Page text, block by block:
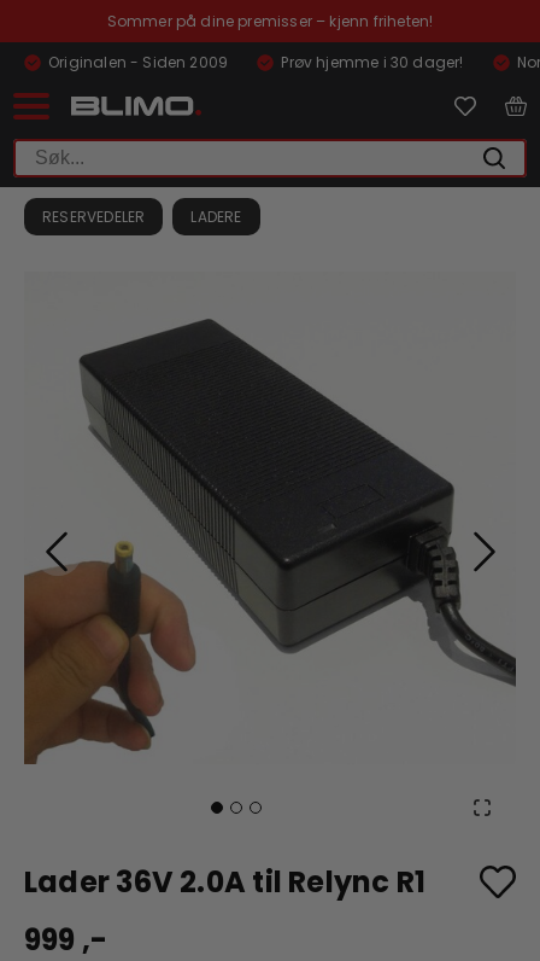
Sommer på dine premisser – kjenn friheten!
Originalen - Siden 2009
Prøv hjemme i 30 dager!
RESERVEDELER LADERE
Lader 36V 2.0A til Relync R1
999 ,-